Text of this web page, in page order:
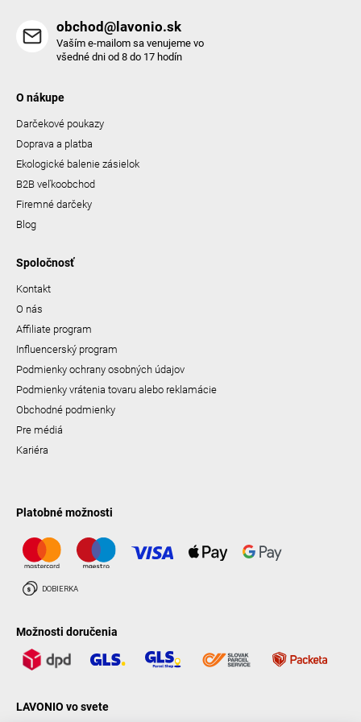
obchod@lavonio.sk
Vaším e-mailom sa venujeme vo
všedné dni od 8 do 17 hodín
O nákupe
Darčekové poukazy
Doprava a platba
Ekologické balenie zásielok
B2B veľkoobchod
Firemné darčeky
Blog
Spoločnosť
Kontakt
O nás
Affiliate program
Influencerský program
Podmienky ochrany osobných údajov
Podmienky vrátenia tovaru alebo reklamácie
Obchodné podmienky
Pre médiá
Kariéra
Platobné možnosti
Možnosti doručenia
LAVONIO vo svete